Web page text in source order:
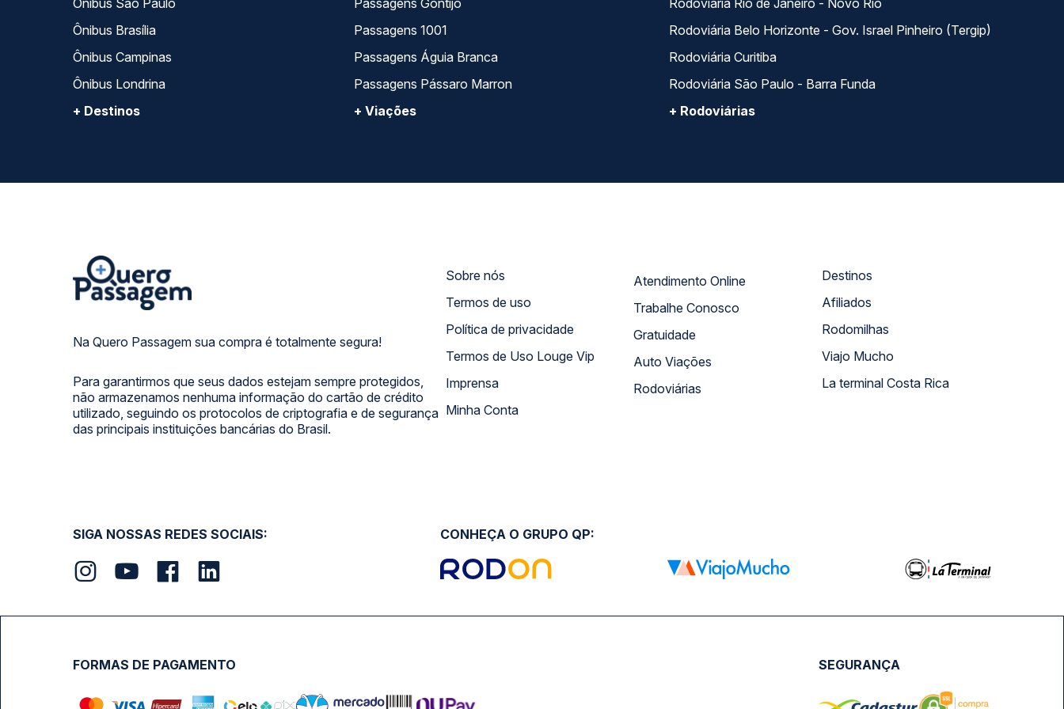
Ônibus São Paulo
Ônibus Brasília
Ônibus Campinas
Ônibus Londrina
+ Destinos
Passagens Gontijo
Passagens 1001
Passagens Águia Branca
Passagens Pássaro Marron
+ Viações
Rodoviária Rio de Janeiro - Novo Rio
Rodoviária Belo Horizonte - Gov. Israel Pinheiro (Tergip)
Rodoviária Curitiba
Rodoviária São Paulo - Barra Funda
+ Rodoviárias
Na Quero Passagem sua compra é totalmente segura!
Para garantirmos que seus dados estejam sempre protegidos,
não armazenamos nenhuma informação do cartão de crédito
utilizado, seguindo os protocolos de criptografia e de segurança
das principais instituições bancárias do Brasil.
Sobre nós
Termos de uso
Política de privacidade
Termos de Uso Louge Vip
Imprensa
Minha Conta
Atendimento Online
Trabalhe Conosco
Gratuidade
Auto Viações
Rodoviárias
Destinos
Afiliados
Rodomilhas
Viajo Mucho
La terminal Costa Rica
SIGA NOSSAS REDES SOCIAIS: CONHEÇA O GRUPO QP:
FORMAS DE PAGAMENTO SEGURANÇA